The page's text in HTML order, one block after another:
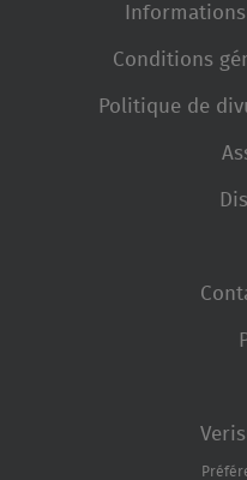
Conditions
Politique de